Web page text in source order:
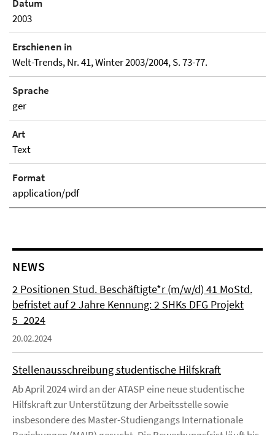
Datum
2003
Erschienen in
Welt-Trends, Nr. 41, Winter 2003/2004, S. 73-77.
Sprache
ger
Art
Text
Format
application/pdf
NEWS
2 Positionen Stud. Beschäftigte*r (m/w/d) 41 MoStd.
befristet auf 2 Jahre Kennung: 2 SHKs DFG Projekt
5_2024
20.02.2024
Stellenausschreibung studentische Hilfskraft
Ab April 2024 wird an der ATASP eine neue studentische
Hilfskraft zur Unterstützung der Arbeitsstelle sowie
insbesondere des Master-Studiengangs Internationale